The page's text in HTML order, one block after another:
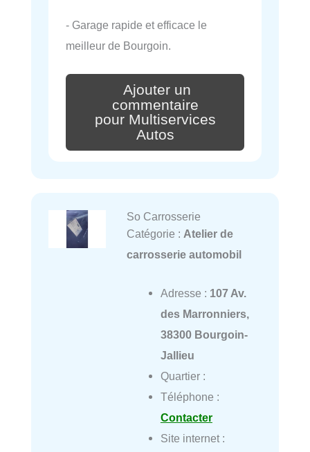
- Garage rapide et efficace le
meilleur de Bourgoin.
Ajouter un
commentaire
pour Multiservices
Autos
So Carrosserie
Catégorie : Atelier de
carrosserie automobil
Adresse : 107 Av.
des Marronniers,
38300 Bourgoin-
Jallieu
Quartier :
Téléphone :
Contacter
Site internet :